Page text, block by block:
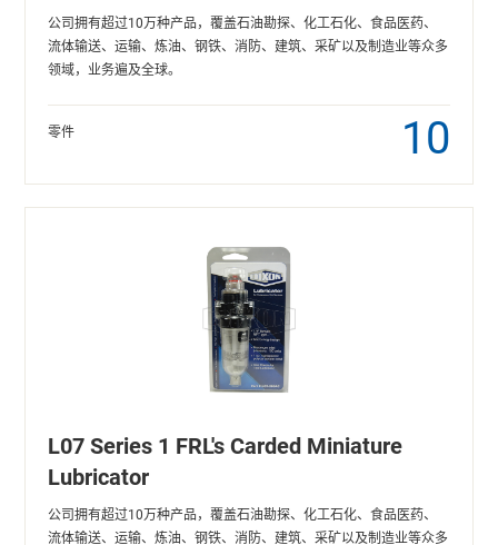
公司拥有超过10万种产品，覆盖石油勘探、化工石化、食品医药、
流体输送、运输、炼油、钢铁、消防、建筑、采矿以及制造业等众多
领域，业务遍及全球。
零件 10
L07 Series 1 FRL's Carded Miniature
Lubricator
公司拥有超过10万种产品，覆盖石油勘探、化工石化、食品医药、
流体输送、运输、炼油、钢铁、消防、建筑、采矿以及制造业等众多